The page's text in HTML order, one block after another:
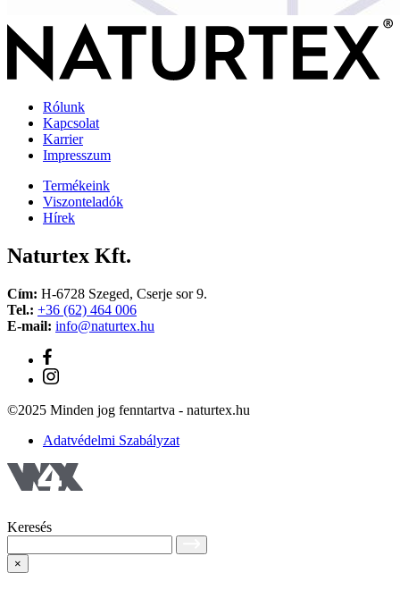
Rólunk
Kapcsolat
Karrier
Impresszum
Termékeink
Viszonteladók
Hírek
Naturtex Kft.
Cím: H-6728 Szeged, Cserje sor 9.
Tel.: +36 (62) 464 006
E-mail: info@naturtex.hu
©2025 Minden jog fenntartva - naturtex.hu
Adatvédelmi Szabályzat
Keresés
×